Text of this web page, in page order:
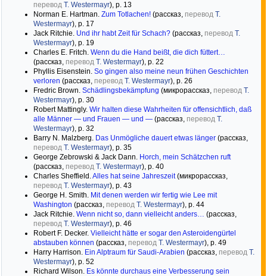
перевод T. Westermayr), р. 13
Norman E. Hartman. Zum Totlachen! (рассказ, перевод T.
Westermayr), р. 17
Jack Ritchie. Und ihr habt Zeit für Schach? (рассказ, перевод T.
Westermayr), р. 19
Charles E. Fritch. Wenn du die Hand beißt, die dich füttert…
(рассказ, перевод T. Westermayr), р. 22
Phyllis Eisenstein. So gingen also meine neun frühen Geschichten
verloren (рассказ, перевод T. Westermayr), р. 26
Fredric Brown. Schädlingsbekämpfung (микрорассказ, перевод T.
Westermayr), р. 30
Robert Mattingly. Wir halten diese Wahrheiten für offensichtlich, daß
alle Männer — und Frauen — und — (рассказ, перевод T.
Westermayr), р. 32
Barry N. Malzberg. Das Unmögliche dauert etwas länger (рассказ,
перевод T. Westermayr), р. 35
George Zebrowski & Jack Dann. Horch, mein Schätzchen ruft
(рассказ, перевод T. Westermayr), р. 40
Charles Sheffield.Alles hat seine Jahreszeit(микрорассказ,
перевод T. Westermayr), р. 43
George H. Smith. Mit denen werden wir fertig wie Lee mit
Washington (рассказ, перевод T. Westermayr), р. 44
Jack Ritchie. Wenn nicht so, dann vielleicht anders… (рассказ,
перевод T. Westermayr), р. 46
Robert F. Decker. Vielleicht hätte er sogar den Asteroidengürtel
abstauben können (рассказ, перевод T. Westermayr), р. 49
Harry Harrison. Ein Alptraum für Saudi-Arabien (рассказ, перевод T.
Westermayr), р. 52
Richard Wilson. Es könnte durchaus eine Verbesserung sein